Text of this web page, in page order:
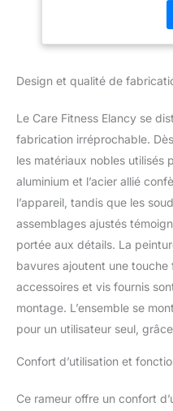
Design et qualité de
Le Care Fitness Elancy se
fabrication irréprochable.
les matériaux nobles utilisés
aluminium et l’acier allié
l’appareil, tandis que les
assemblages ajustés
portée aux détails. La
bavures ajoutent une touche
accessoires et vis fournis
montage. L’ensemble se
pour un utilisateur seul,
Confort d’utilisation et
Ce rameur offre un confort